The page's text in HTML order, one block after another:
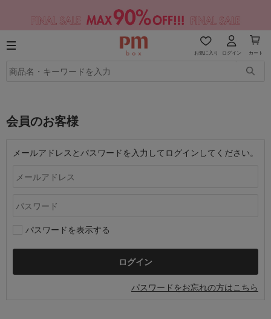
お気に入り ログイン カート
会員のお客様
メールアドレスとパスワードを入力してログインしてください。
パスワードを表示する
パスワードをお忘れの方はこちら